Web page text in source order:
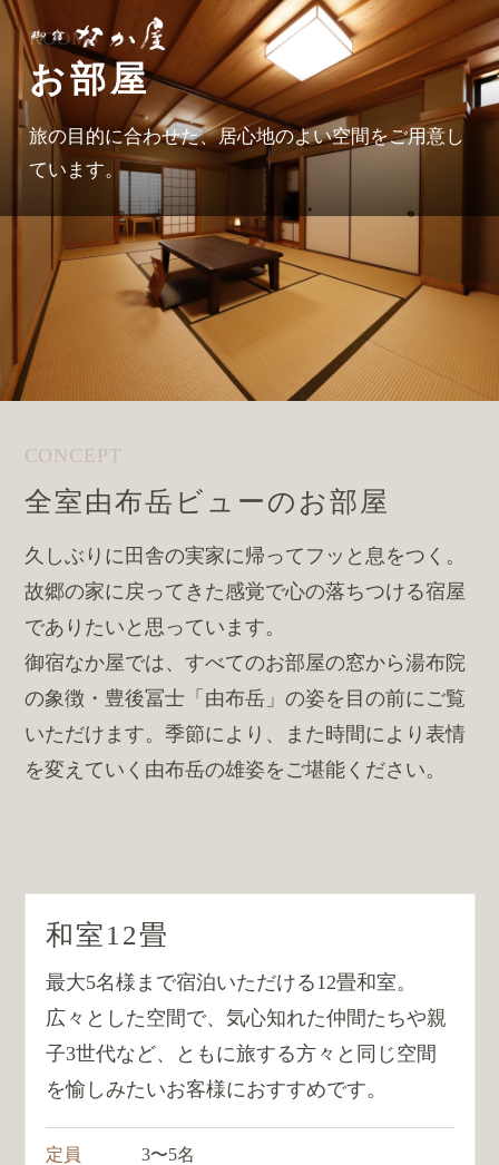
ROOMS
お部屋
旅の目的に合わせた、居心地のよい空間をご用意し
ています。
CONCEPT
全室由布岳ビューのお部屋
久しぶりに田舎の実家に帰ってフッと息をつく。
故郷の家に戻ってきた感覚で心の落ちつける宿屋
でありたいと思っています。
御宿なか屋では、すべてのお部屋の窓から湯布院
の象徴・豊後冨士「由布岳」の姿を目の前にご覧
いただけます。季節により、また時間により表情
を変えていく由布岳の雄姿をご堪能ください。
和室12畳
最大5名様まで宿泊いただける12畳和室。
広々とした空間で、気心知れた仲間たちや親
子3世代など、ともに旅する方々と同じ空間
を愉しみたいお客様におすすめです。
定員 3〜5名